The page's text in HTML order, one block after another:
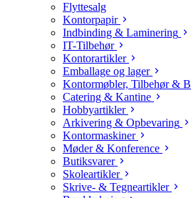
Flyttesalg
Kontorpapir
Indbinding & Laminering
IT-Tilbehør
Kontorartikler
Emballage og lager
Kontormøbler, Tilbehør &
Catering & Kantine
Hobbyartikler
Arkivering & Opbevaring
Kontormaskiner
Møder & Konference
Butiksvarer
Skoleartikler
Skrive- & Tegneartikler